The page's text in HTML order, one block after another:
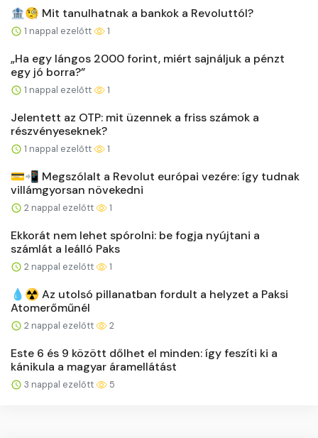
🏦🧐 Mit tanulhatnak a bankok a Revoluttól?
1 nappal ezelőtt 1
„Ha egy lángos 2000 forint, miért sajnáljuk a pénzt
egy jó borra?”
1 nappal ezelőtt 1
Jelentett az OTP: mit üzennek a friss számok a
részvényeseknek?
1 nappal ezelőtt 1
💳📲 Megszólalt a Revolut európai vezére: így tudnak
villámgyorsan növekedni
2 nappal ezelőtt 1
Ekkorát nem lehet spórolni: be fogja nyújtani a
számlát a leálló Paks
2 nappal ezelőtt 1
💧☢️ Az utolsó pillanatban fordult a helyzet a Paksi
Atomerőműnél
2 nappal ezelőtt 2
Este 6 és 9 között dőlhet el minden: így feszíti ki a
kánikula a magyar áramellátást
3 nappal ezelőtt 5